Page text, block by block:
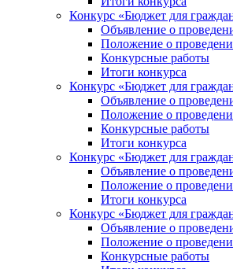
Конкурс «Бюджет для
Объявление о
Положение о
Конкурсные работы
Итоги конкурса
Конкурс «Бюджет для
Объявление о
Положение о
Конкурсные работы
Итоги конкурса
Конкурс «Бюджет для
Объявление о
Положение о
Итоги конкурса
Конкурс «Бюджет для
Объявление о
Положение о
Конкурсные работы